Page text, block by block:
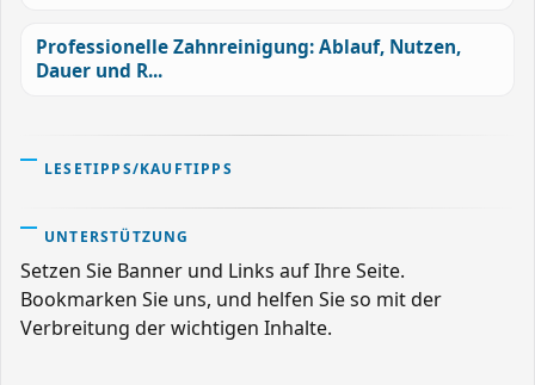
Professionelle Zahnreinigung: Ablauf, Nutzen,
Dauer und R...
LESETIPPS/KAUFTIPPS
UNTERSTÜTZUNG
Setzen Sie Banner und Links auf Ihre Seite.
Bookmarken Sie uns, und helfen Sie so mit der
Verbreitung der wichtigen Inhalte.